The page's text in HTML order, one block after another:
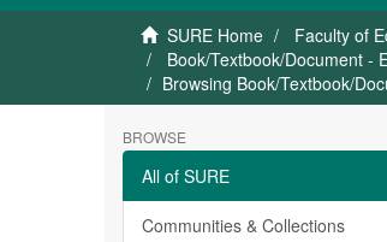
SURE Home Faculty of
Book/Textbook/Document
Browsing Book/Textbook/
BROWSE
All of SURE
Communities & Collections